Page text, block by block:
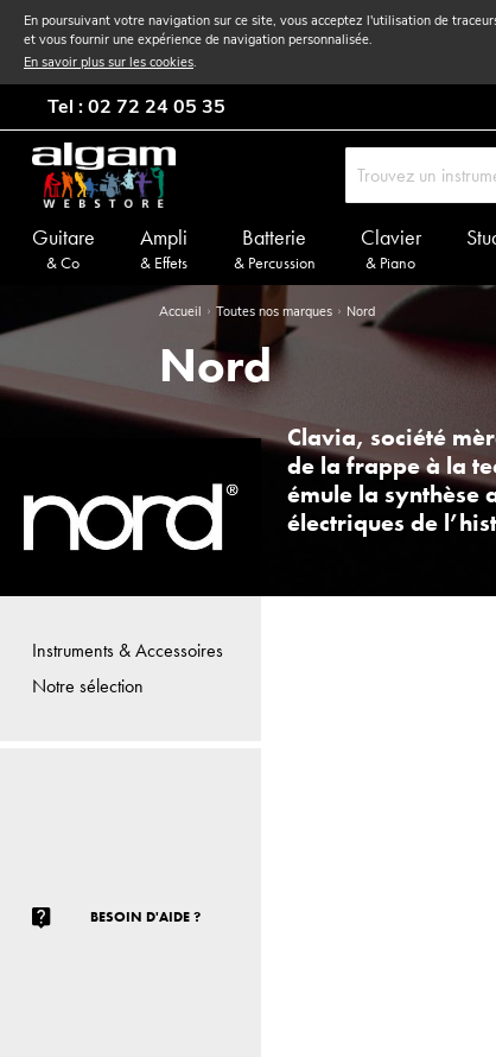
En poursuivant votre navigation sur ce site, vous acceptez l'utilisation de
et vous fournir une expérience de navigation personnalisée.
En savoir plus sur les cookies.
Tel : 02 72 24 05 35
Guitare
& Co
Ampli
& Effets
Batterie
& Percussion
Clavier
& Piano
Accueil Toutes nos marques Nord
Nord
Clavia, société
de la frappe à la
émule la synthèse
électriques de
Instruments & Accessoires
Notre sélection
BESOIN D'AIDE ?